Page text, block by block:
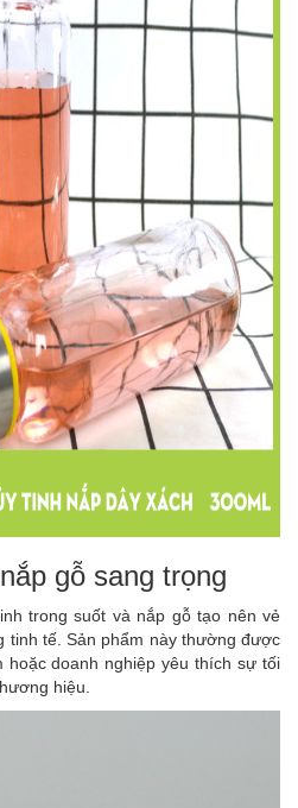
gỗ sang trọng
trong suốt và nắp gỗ tạo nên vẻ
tinh tế. Sản phẩm này thường được
hoặc doanh nghiệp yêu thích sự tối
hiệu.